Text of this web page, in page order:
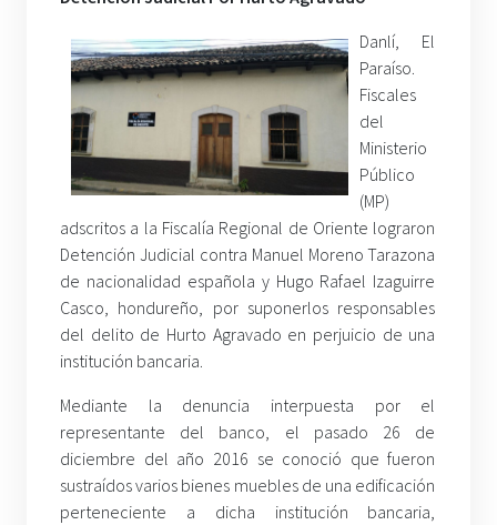
Danlí, El
Paraíso.
Fiscales
del
Ministerio
Público
(MP)
adscritos a la Fiscalía Regional de Oriente lograron
Detención Judicial contra Manuel Moreno Tarazona
de nacionalidad española y Hugo Rafael Izaguirre
Casco, hondureño, por suponerlos responsables
del delito de Hurto Agravado en perjuicio de una
institución bancaria.
Mediante la denuncia interpuesta por el
representante del banco, el pasado 26 de
diciembre del año 2016 se conoció que fueron
sustraídos varios bienes muebles de una edificación
perteneciente a dicha institución bancaria,